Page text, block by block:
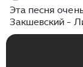
Эта песня
Закшевский -